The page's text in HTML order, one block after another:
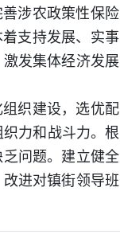
涉农政策性保险
支持发展、实事
发集体经济发展
织建设，选优配
力和战斗力。根
问题。建立健全
进对镇街领导班